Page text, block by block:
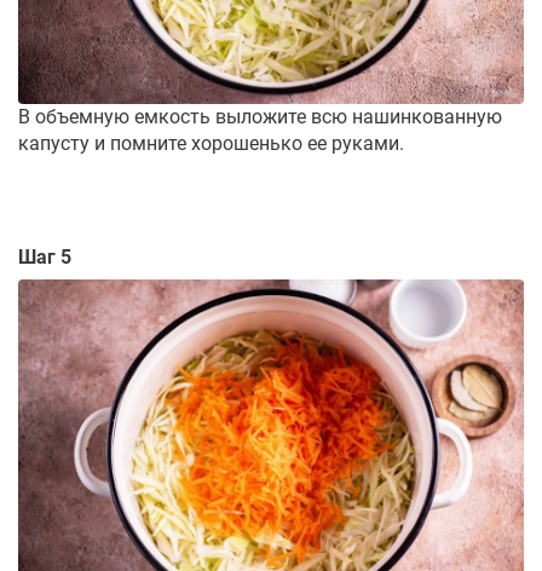
В объемную емкость выложите всю нашинкованную
капусту и помните хорошенько ее руками.
Шаг 5